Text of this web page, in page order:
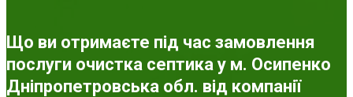
Що ви отримаєте під час замовлення
послуги очистка септика у м. Осипенко
Дніпропетровська обл. від компанії